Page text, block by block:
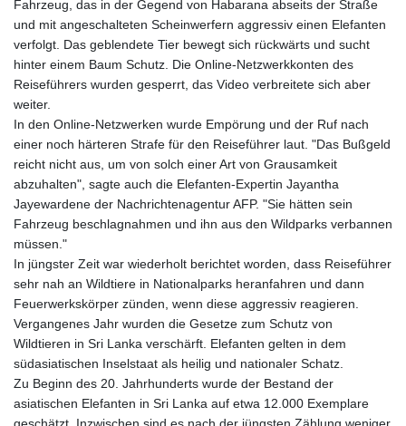
GNF
8775.000355
GTQ 7.628986
GYD 209.187745
HKD 7.84315
HRK 6.518804
HTG 130.738004
HUF 314.060388
IDR 17801
ILS 2.99985
IMP 0.740916
IQD 1310.5
IRR
1375550.000352
ISK 123.340386
JEP 0.740916
JMD 158.790465
JOD 0.70904
JPY 157.80604
Fahrzeug, das in der Gegend von Habarana abseits der Straße
und mit angeschalteten Scheinwerfern aggressiv einen Elefanten
verfolgt. Das geblendete Tier bewegt sich rückwärts und sucht
hinter einem Baum Schutz. Die Online-Netzwerkkonten des
Reiseführers wurden gesperrt, das Video verbreitete sich aber
weiter.
In den Online-Netzwerken wurde Empörung und der Ruf nach
einer noch härteren Strafe für den Reiseführer laut. "Das Bußgeld
reicht nicht aus, um von solch einer Art von Grausamkeit
abzuhalten", sagte auch die Elefanten-Expertin Jayantha
Jayewardene der Nachrichtenagentur AFP. "Sie hätten sein
Fahrzeug beschlagnahmen und ihn aus den Wildparks verbannen
müssen."
In jüngster Zeit war wiederholt berichtet worden, dass Reiseführer
sehr nah an Wildtiere in Nationalparks heranfahren und dann
Feuerwerkskörper zünden, wenn diese aggressiv reagieren.
Vergangenes Jahr wurden die Gesetze zum Schutz von
Wildtieren in Sri Lanka verschärft. Elefanten gelten in dem
südasiatischen Inselstaat als heilig und nationaler Schatz.
Zu Beginn des 20. Jahrhunderts wurde der Bestand der
asiatischen Elefanten in Sri Lanka auf etwa 12.000 Exemplare
geschätzt. Inzwischen sind es nach der jüngsten Zählung weniger